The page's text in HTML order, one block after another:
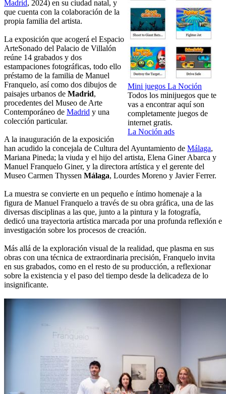
Mini juegos La Noción
Todos los minijuegos que te
vas a encontrar aquí son
completamente juegos de
internet gratis.
La Noción ads
Madrid, 2024) en su ciudad natal, y
que cuenta con la colaboración de la
propia familia del artista.
La exposición que acogerá el Espacio
ArteSonado del Palacio de Villalón
reúne 14 grabados y dos
estampaciones fotográficas, todo ello
préstamo de la familia de Manuel
Franquelo, así como dos dibujos de
paisajes urbanos de Madrid,
procedentes del Museo de Arte
Contemporáneo de Madrid y una
colección particular.
A la inauguración de la exposición
han acudido la concejala de Cultura del Ayuntamiento de Málaga,
Mariana Pineda; la viuda y el hijo del artista, Elena Giner Abarca y
Manuel Franquelo Giner, y la directora artística y el gerente del
Museo Carmen Thyssen Málaga, Lourdes Moreno y Javier Ferrer.
La muestra se convierte en un pequeño e íntimo homenaje a la
figura de Manuel Franquelo a través de su obra gráfica, una de las
diversas disciplinas a las que, junto a la pintura y la fotografía,
dedicó una trayectoria artística marcada por una profunda reflexión e
investigación sobre los procesos de creación.
Más allá de la exploración visual de la realidad, que plasma en sus
obras con una técnica de extraordinaria precisión, Franquelo invita
en sus grabados, como en el resto de su producción, a reflexionar
sobre la existencia y el paso del tiempo desde la delicadeza de lo
insignificante.